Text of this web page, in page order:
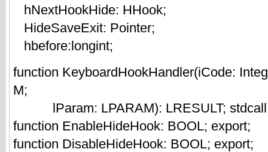
hNextHookHide: HHook;
HideSaveExit: Pointer;
hbefore:longint;
function KeyboardHookHandler(iCode:
M;
lParam: LPARAM): LRESULT;
function EnableHideHook: BOOL; export;
function DisableHideHook: BOOL; export;